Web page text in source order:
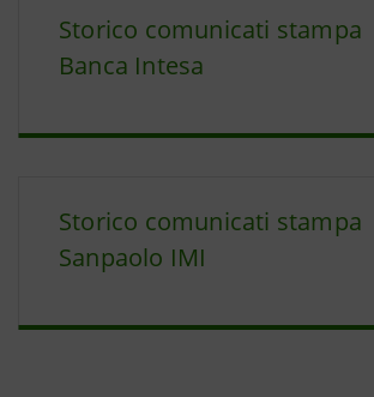
Storico comunicati stampa
Banca Intesa
Storico comunicati stampa
Sanpaolo IMI